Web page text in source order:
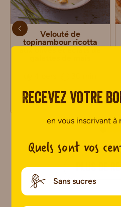
Velouté de
topinambour ricotta
0 avis
PLUS DE
Recevez votre
en vous inscrivant
Quels sont vos
Sans sucres